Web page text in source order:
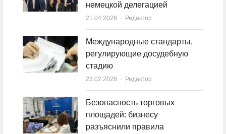
немецкой делегацией
21.04.2026 Author
Редактор
Международные стандарты,
регулирующие досудебную
стадию
23.02.2026 Author
Редактор
Безопасность торговых
площадей: бизнесу
разъяснили правила